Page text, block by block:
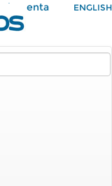
Mi Cuenta ENGLISH